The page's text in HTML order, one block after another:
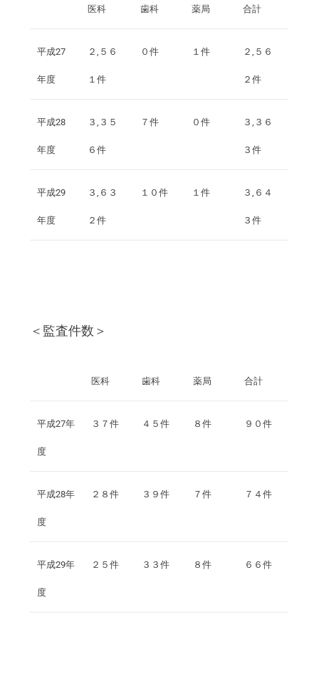
医科 歯科 薬局 合計
平成27
年度
２,５６
１件
０件 １件 ２,５６
２件
平成28
年度
３,３５
６件
７件 ０件 ３,３６
３件
平成29
年度
３,６３
２件
１０件 １件 ３,６４
３件
＜監査件数＞
医科 歯科 薬局 合計
平成27年
度
３７件 ４５件 ８件 ９０件
平成28年
度
２８件 ３９件 ７件 ７４件
平成29年
度
２５件 ３３件 ８件 ６６件